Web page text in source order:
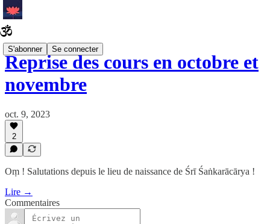
S'abonner Se connecter
Reprise des cours en octobre et
novembre
oct. 9, 2023
2
Oṃ ! Salutations depuis le lieu de naissance de Śrī Śaṅkarācārya !
Lire →
Commentaires